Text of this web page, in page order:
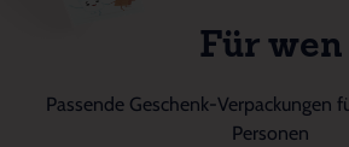
Für wen
Passende Geschenk-Verpackungen
Personen